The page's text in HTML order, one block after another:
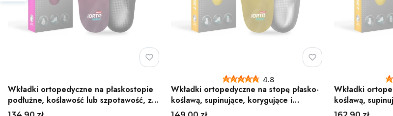
Wkładki ortopedyczne na płaskostopie
podłużne, koślawość lub szpotawość, ze
stabilizacją pięty Mazbit
4.8
Wkładki ortopedyczne na stopę płasko-
koślawą, supinujące, korygujące i
łagodzące ból tyłostopia I Mazbit
Wkładki
koślawą,
łagodzące ból